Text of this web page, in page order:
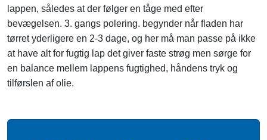
lappen, således at der følger en tåge med efter
bevægelsen. 3. gangs polering. begynder når fladen har
tørret yderligere en 2-3 dage, og her må man passe på ikke
at have alt for fugtig lap det giver faste strøg men sørge for
en balance mellem lappens fugtighed, håndens tryk og
tilførslen af olie.